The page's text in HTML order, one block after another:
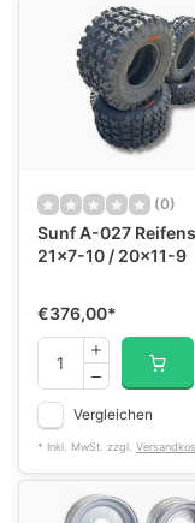
(0)
Sunf A-027
21x7-10 / 20x11-9
€376,00*
Vergleichen
* Inkl. MwSt. zzgl.